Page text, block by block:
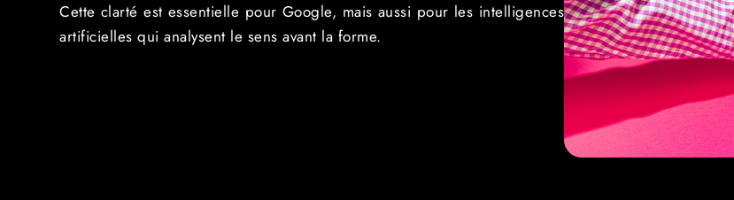
Cette clarté est essentielle pour Google, mais aussi pour les intelligences
artificielles qui analysent le sens avant la forme.